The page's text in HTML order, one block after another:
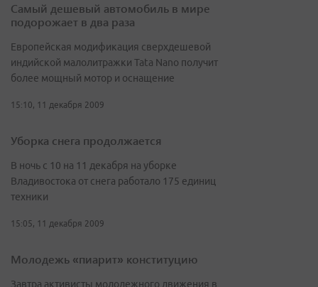
Самый дешевый автомобиль в мире
подорожает в два раза
Европейская модификация сверхдешевой
индийской малолитражки Tata Nano получит
более мощный мотор и оснащение
15:10, 11 декабря 2009
Уборка снега продолжается
В ночь с 10 на 11 декабря на уборке
Владивостока от снега работало 175 единиц
техники
15:05, 11 декабря 2009
Молодежь «пиарит» конституцию
Завтра активисты молодежного движения в